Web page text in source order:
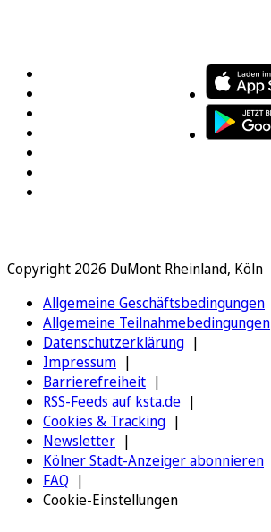
Copyright 2026 DuMont Rheinland, Köln
Allgemeine Geschäftsbedingungen
Allgemeine Teilnahmebedingungen
Datenschutzerklärung
Impressum
Barrierefreiheit
RSS-Feeds auf ksta.de
Cookies & Tracking
Newsletter
Kölner Stadt-Anzeiger abonnieren
FAQ
Cookie-Einstellungen